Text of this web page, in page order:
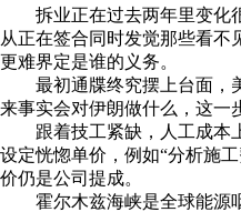
拆业正在过去两年里变化很
从正在签合同时发觉那些看不
更难界定是谁的义务。
最初通牒终究摆上台面，
来事实会对伊朗做什么，这一
跟着技工紧缺，人工成本
设定恍惚单价，例如“分析施
价仍是公司提成。
霍尔木兹海峡是全球能源